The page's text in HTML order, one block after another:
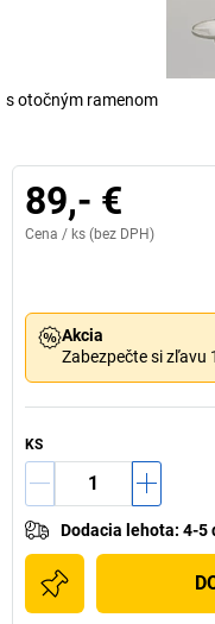
s otočným ramenom
89,- €
Cena / ks (bez DPH)
Akcia
Zabezpečte si zľavu
KS
Dodacia lehota: 4-5